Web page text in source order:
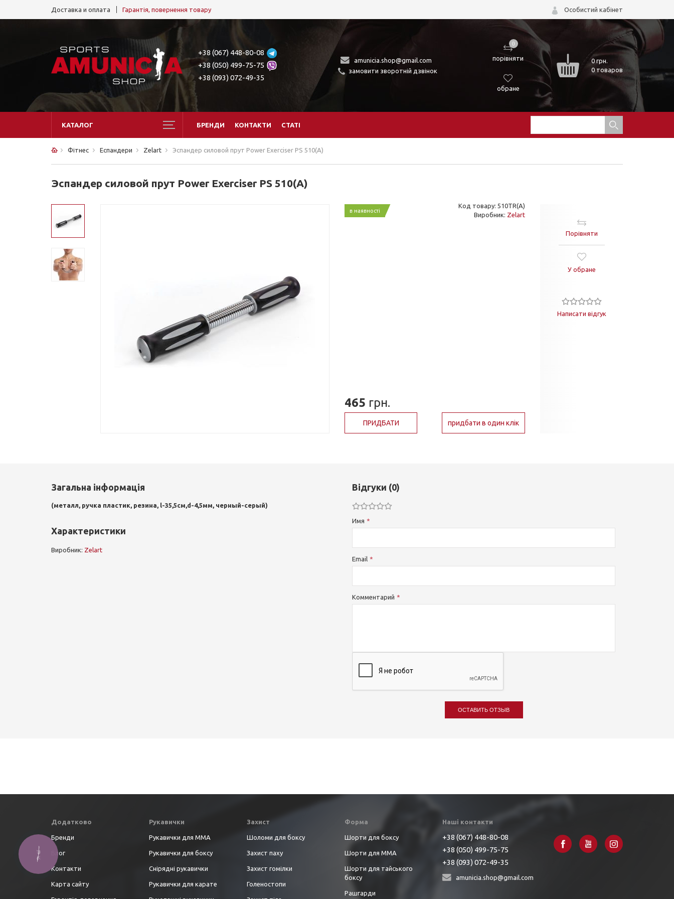
Доставка и оплата Гарантія, повернення товару Особистий кабінет
+38 (067) 448-80-08
+38 (050) 499-75-75
+38 (093) 072-49-35
amunicia.shop@gmail.com
замовити зворотній дзвінок
0
порівняти
обране
0грн.
0 товаров
КАТАЛОГ БРЕНДИ КОНТАКТИ СТАТІ
Фітнес Еспандери Zelart Эспандер силовой прут Power Exerciser PS 510(A)
Эспандер силовой прут Power Exerciser PS 510(A)
в наявності
Код товару: 510TR(A)
Виробник: Zelart
465 грн.
ПРИДБАТИ придбати в один клік
Порівняти
У обране
Написати відгук
Загальна інформація
(металл, ручка пластик, резина, l-35,5см,d-4,5мм, черный-серый)
Характеристики
Виробник: Zelart
Відгуки (0)
Имя
Email
Комментарий
ОСТАВИТЬ ОТЗЫВ
Додатково
Бренди
Блог
Контакти
Карта сайту
Рукавички
Рукавички для ММА
Рукавички для боксу
Снірядні рукавички
Рукавички для карате
Захист
Шоломи для боксу
Захист паху
Захист гомілки
Голеностопи
Форма
Шорти для боксу
Шорти для ММА
Шорти для тайського
боксу
Рашгарди
Наші контакти
+38 (067) 448-80-08
+38 (050) 499-75-75
+38 (093) 072-49-35
amunicia.shop@gmail.com